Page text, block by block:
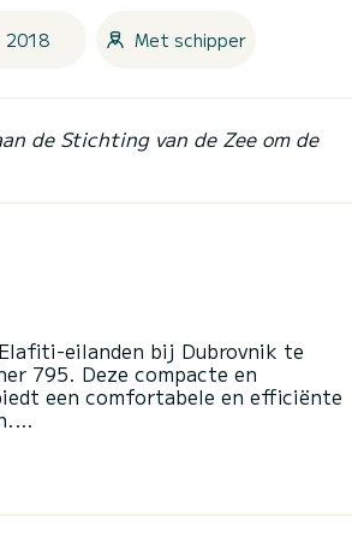
2018 Met schipper
de Stichting van de Zee om de
eilanden bij Dubrovnik te
795. Deze compacte en
een comfortabele en efficiënte
van de Jeanneau Merry Fisher
die dit prachtige deel van Kroatië